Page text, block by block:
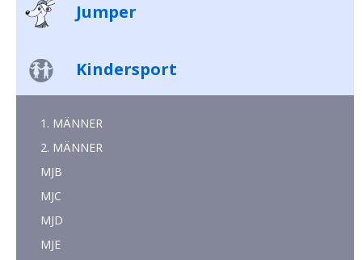
Jumper
Kindersport
1. MÄNNER
2. MÄNNER
MJB
MJC
MJD
MJE